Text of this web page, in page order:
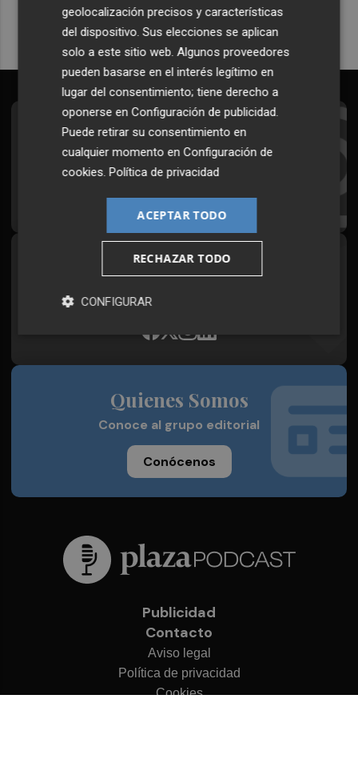
Suscríbete al Boletín
Todos los días a primera hora en tu email
¡Quiero suscribirme!
Síguenos en redes
Plaza Podcast, desde cualquier medio
Quienes Somos
Conoce al grupo editorial
Conócenos
Publicidad
Contacto
Aviso legal
Política de privacidad
Cookies
geolocalización precisos y características
del dispositivo. Sus elecciones se aplican
solo a este sitio web. Algunos proveedores
pueden basarse en el interés legítimo en
lugar del consentimiento; tiene derecho a
oponerse enConfiguración de publicidad.
Puede retirar su consentimiento en
cualquier momento enConfiguración de
cookies.Política de privacidad
ACEPTAR TODO
RECHAZAR TODO
CONFIGURAR